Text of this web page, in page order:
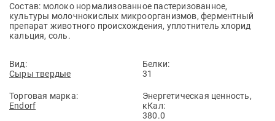
Состав: молоко нормализованное пастеризованное,
культуры молочнокислых микроорганизмов, ферментный
препарат животного происхождения, уплотнитель хлорид
кальция, соль.
Вид:
Сыры твердые
Торговая марка:
Endorf
Белки:
31
Энергетическая ценность,
кКал:
380.0